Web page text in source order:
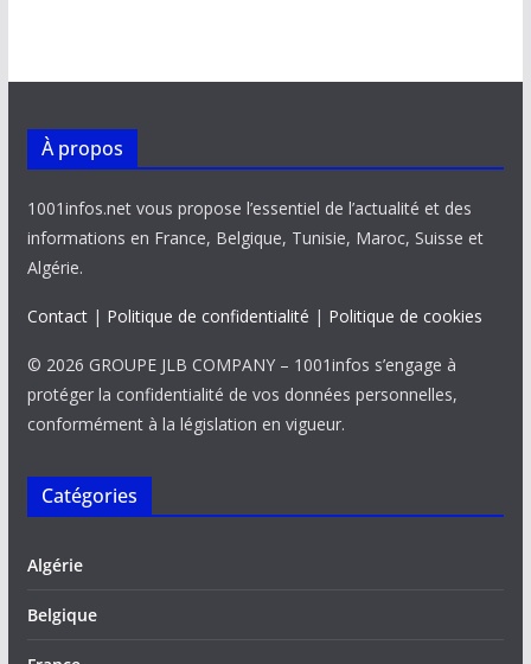
À propos
1001infos.net vous propose l’essentiel de l’actualité et des
informations en France, Belgique, Tunisie, Maroc, Suisse et
Algérie.
Contact| Politique de confidentialité | Politique de cookies
© 2026 GROUPE JLB COMPANY – 1001infos s’engage à
protéger la confidentialité de vos données personnelles,
conformément à la législation en vigueur.
Catégories
Algérie
Belgique